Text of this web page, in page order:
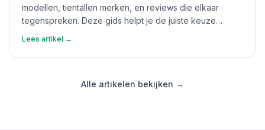
modellen, tientallen merken, en reviews die elkaar
tegenspreken. Deze gids helpt je de juiste keuze
Lees artikel →
Alle artikelen bekijken →